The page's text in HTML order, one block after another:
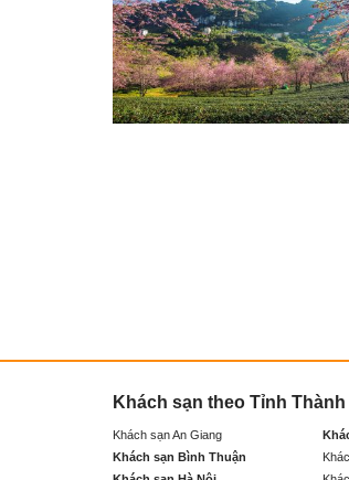
Khách sạn theo Tỉnh Thành
Khách sạn An Giang
Khách sạn Bình Thuận